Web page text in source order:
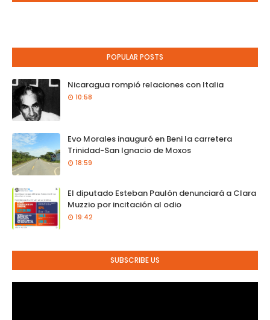
POPULAR POSTS
Nicaragua rompió relaciones con Italia
10:58
Evo Morales inauguró en Beni la carretera
Trinidad-San Ignacio de Moxos
18:59
El diputado Esteban Paulón denunciará a Clara
Muzzio por incitación al odio
19:42
SUBSCRIBE US